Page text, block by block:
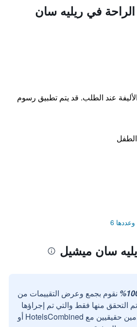
الراحة في ريليه سان
عند الطلب. قد يتم تطبيق رسوم
6
سان ميشيل
نقوم بجمع وعرض التقييمات من
التحقق منها فقط والتي تم إجراؤها
بواسطة مستخدمين حقيقيين مع HotelsCombined أو